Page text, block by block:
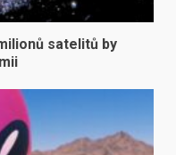
satelitů by